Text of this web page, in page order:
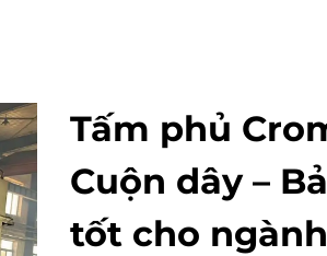
Tấm phủ
Cuộn dây –
tốt cho